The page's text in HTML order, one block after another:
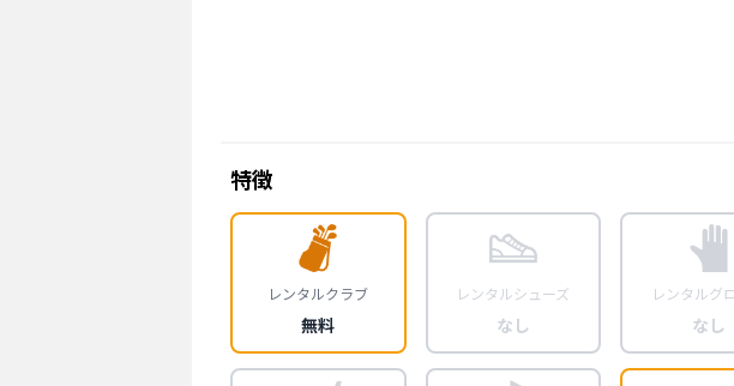
特徴
レンタルクラブ
無料
レンタルシューズ
なし
レンタルグ
なし